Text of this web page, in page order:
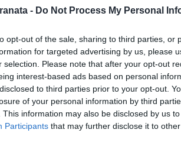
- Do Not Process My Personal
opt-out of the sale, sharing to third parties, or
for targeted advertising by us, please
selection. Please note that after your opt-out
interest-based ads based on personal
to third parties prior to your opt-out.
of your personal information by third
This information may also be disclosed by us
Participants that may further disclose it to
di Milano nel tardo
organi di informazione
sarebbe stato vittima di